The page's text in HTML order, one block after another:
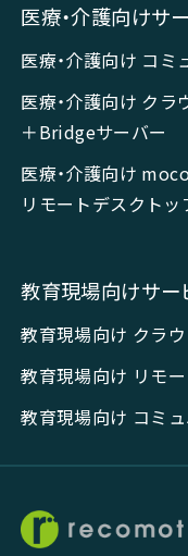
医療・介護向けサ
医療・介護向け コ
医療・介護向け ク
＋Bridgeサーバー
医療・介護向け
リモートデスクトッ
教育現場向けサー
教育現場向け クラ
教育現場向け リモ
教育現場向け コミ